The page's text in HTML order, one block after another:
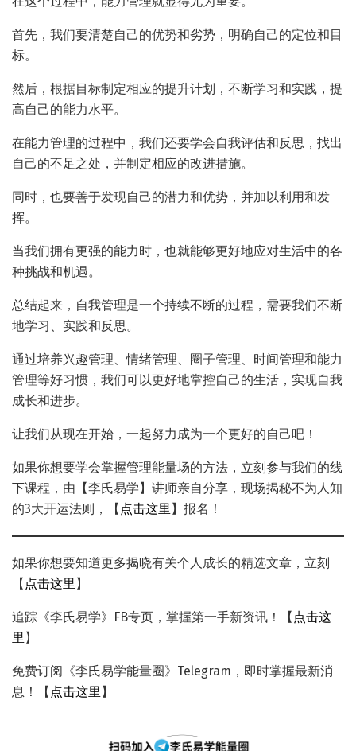
首先，我们要清楚自己的优势和劣势，明确自己的定位和目
标。
然后，根据目标制定相应的提升计划，不断学习和实践，提
高自己的能力水平。
在能力管理的过程中，我们还要学会自我评估和反思，找出
自己的不足之处，并制定相应的改进措施。
同时，也要善于发现自己的潜力和优势，并加以利用和发
挥。
当我们拥有更强的能力时，也就能够更好地应对生活中的各
种挑战和机遇。
总结起来，自我管理是一个持续不断的过程，需要我们不断
地学习、实践和反思。
通过培养兴趣管理、情绪管理、圈子管理、时间管理和能力
管理等好习惯，我们可以更好地掌控自己的生活，实现自我
成长和进步。
让我们从现在开始，一起努力成为一个更好的自己吧！
如果你想要学会掌握管理能量场的方法，立刻参与我们的线
下课程，由【李氏易学】讲师亲自分享，现场揭秘不为人知
的3大开运法则，【 点击这里 】报名！
如果你想要知道更多揭晓有关个人成长的精选文章，立刻
【 点击这里 】
追踪《李氏易学》FB专页，掌握第一手新资讯！【 点击这
里 】
免费订阅《李氏易学能量圈》Telegram，即时掌握最新消
息！【 点击这里 】